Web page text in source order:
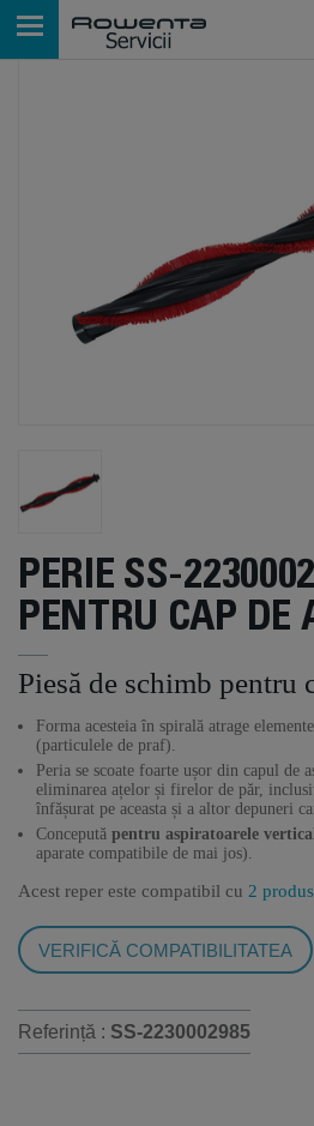
PERIE SS-
PENTRU CAP DE
Piesă de schimb pentru
Forma acesteia în spirală atrage
(particulele de praf).
Peria se scoate foarte ușor din capul de
eliminarea ațelor și firelor de păr,
înfășurat pe aceasta și a altor depuneri
Concepută pentru aspiratoarele
aparate compatibile de mai jos).
Acest reper este compatibil cu 2
VERIFICĂ COMPATIBILITATEA
Referință : SS-2230002985